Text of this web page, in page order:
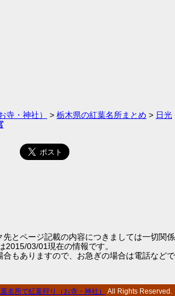
寺・神社） > 栃木県の紅葉名所まとめ > 日光
とページ記載の内容につきましては一切関係
03/01現在の情報です。
もありますので、お急ぎの場合は電話などで
名所で紅葉狩り（お寺・神社） All Rights Reserved.